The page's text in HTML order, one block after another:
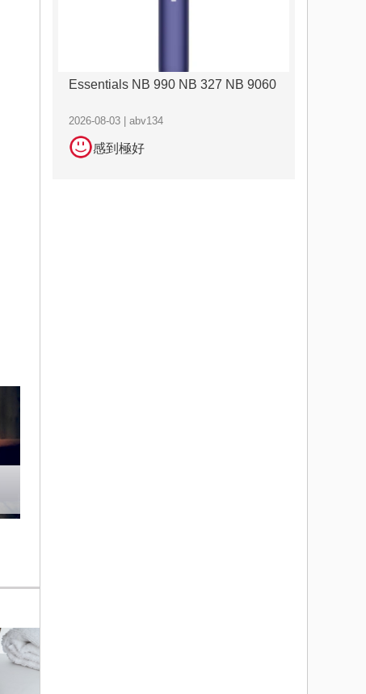
Essentials NB 990 NB 327 NB 9060
2026-08-03 | abv134
感到極好